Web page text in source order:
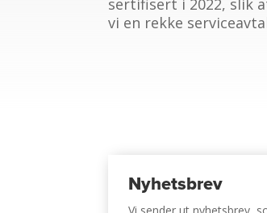
sertifisert i 2022, slik
vi en rekke
Nyhetsbrev